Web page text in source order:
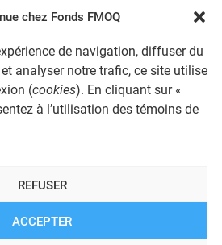
chez Fonds FMOQ
de navigation, diffuser du
analyser notre trafic, ce site utilise
(cookies). En cliquant sur «
à l’utilisation des témoins de
ACCEPTER
REFUSER
DES PLAINTES
D'INTÉRÊTS